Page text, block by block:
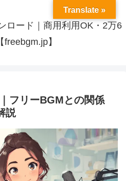
ロード｜商用利用OK・2万6
】
フリーBGMとの関係
説
Translate »